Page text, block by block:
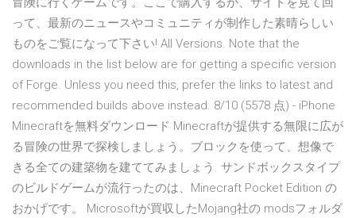
って、最新のニュースやコミュニティが制作した素晴らしい
ものをご覧になって下さい! All Versions. Note that the
downloads in the list below are for getting a specific version
of Forge. Unless you need this, prefer the links to latest and
recommended builds above instead. 8/10 (5578 点) - iPhone
Minecraftを無料ダウンロード Minecraftが提供する無限に広が
る冒険の世界で探検しましょう。ブロックを使って、想像で
きる全ての建築物を建ててみましょう. サンドボックスタイプ
のビルドゲームが流行ったのは、Minecraft Pocket Edition の
おかげです。 Microsoftが買収したMojang社の modsフォルダ